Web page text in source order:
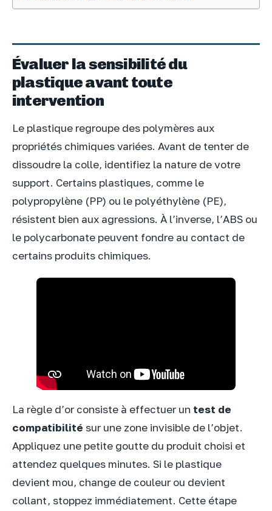
Évaluer la sensibilité du
plastique avant toute
intervention
Le plastique regroupe des polymères aux
propriétés chimiques variées. Avant de tenter de
dissoudre la colle, identifiez la nature de votre
support. Certains plastiques, comme le
polypropylène (PP) ou le polyéthylène (PE),
résistent bien aux agressions. À l’inverse, l’ABS ou
le polycarbonate peuvent fondre au contact de
certains produits chimiques.
La règle d’or consiste à effectuer un test de
compatibilité sur une zone invisible de l’objet.
Appliquez une petite goutte du produit choisi et
attendez quelques minutes. Si le plastique
devient mou, change de couleur ou devient
collant, stoppez immédiatement. Cette étape